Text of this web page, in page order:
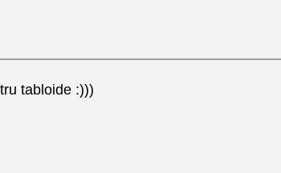
tabloide :)))